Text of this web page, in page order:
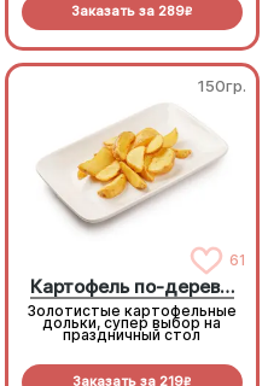
Заказать за 289R
150гр.
61
Картофель по-деревенски
Золотистые картофельные
дольки, супер выбор на
праздничный стол
Заказать за 219R